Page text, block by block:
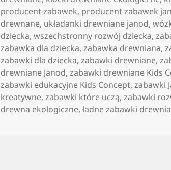
producent zabawek, producent zabawek
drewnane, układanki drewniane janod,
dziecka,wszechstronny rozwój dziecka,
zabawka dla dziecka,zabawka drewniana,
zabawki dla dziecka,zabawki drewniane,
drewniane Janod,zabawki drewniane Kids
zabawki edukacyjne Kids Concept,zabawki
kreatywne,zabawki które uczą,zabawki
drewna ekologiczne,ładne zabawki